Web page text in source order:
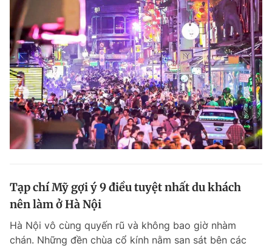
Tạp chí Mỹ gợi ý 9 điều tuyệt nhất du khách
nên làm ở Hà Nội
Hà Nội vô cùng quyến rũ và không bao giờ nhàm
chán. Những đền chùa cổ kính nằm san sát bên các